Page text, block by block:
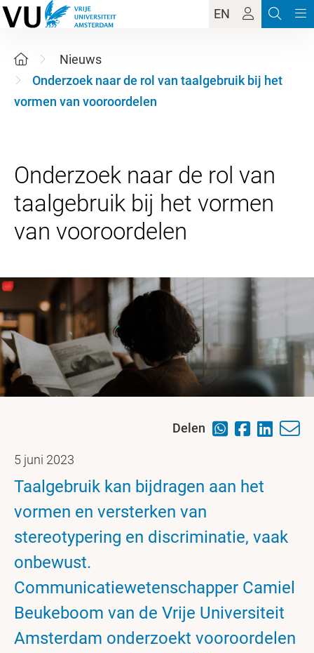
EN
Nieuws
Onderzoek naar de rol van taalgebruik bij het
vormen van vooroordelen
Onderzoek naar de rol van
taalgebruik bij het vormen
Delen
5 juni 2023
Taalgebruik kan bijdragen aan het
vormen en versterken van
stereotypering en discriminatie, vaak
onbewust.
Communicatiewetenschapper Camiel
Beukeboom van de Vrije Universiteit
Amsterdam onderzoekt vooroordelen